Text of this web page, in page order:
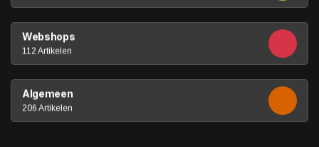
Webshops
112 Artikelen
Algemeen
206 Artikelen